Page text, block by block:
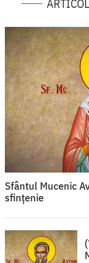
Sfântul Mucenic
sfințenie